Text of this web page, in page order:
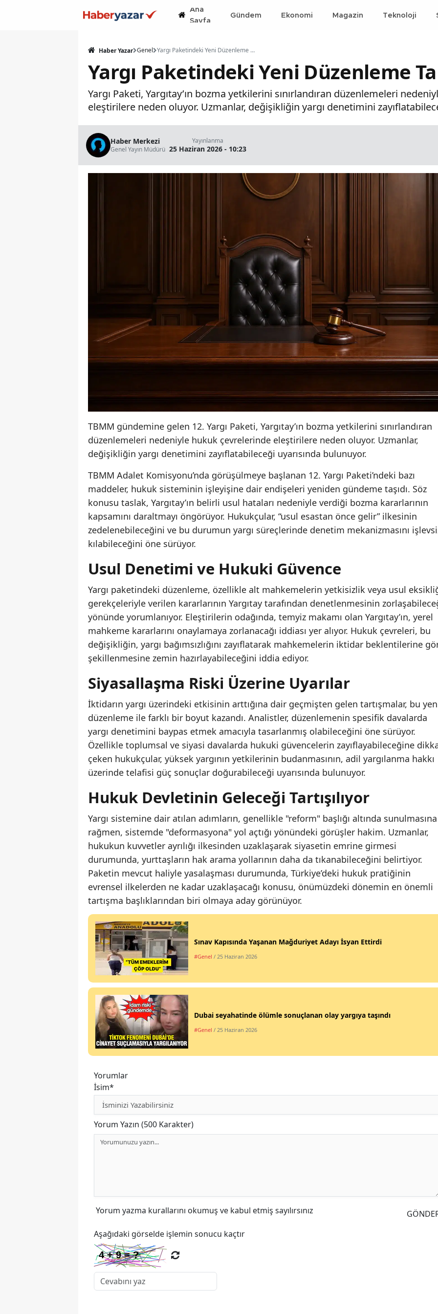
Ana
Sayfa
Gündem Ekonomi Magazin Teknoloji
Haber Yazar Genel Yargı Paketindeki Yeni Düzenleme Tartışma Yarattı
Yargı Paketindeki Yeni Düzenleme
Yargı Paketi, Yargıtay’ın bozma yetkilerini sınırlandıran düzenlemeleri
eleştirilere neden oluyor. Uzmanlar, değişikliğin yargı denetimini
Haber Merkezi
Genel Yayın Müdürü
Yayınlanma
25 Haziran 2026 - 10:23
TBMM gündemine gelen 12. Yargı Paketi, Yargıtay’ın bozma yetkilerini sınırlandıran
düzenlemeleri nedeniyle hukuk çevrelerinde eleştirilere neden oluyor. Uzmanlar,
değişikliğin yargı denetimini zayıflatabileceği uyarısında bulunuyor.
TBMM Adalet Komisyonu’nda görüşülmeye başlanan 12. Yargı Paketi’ndeki bazı
maddeler, hukuk sisteminin işleyişine dair endişeleri yeniden gündeme taşıdı. Söz
konusu taslak, Yargıtay’ın belirli usul hataları nedeniyle verdiği bozma kararlarının
kapsamını daraltmayı öngörüyor. Hukukçular, “usul esastan önce gelir” ilkesinin
zedelenebileceğini ve bu durumun yargı süreçlerinde denetim mekanizmasını
kılabileceğini öne sürüyor.
Usul Denetimi ve Hukuki Güvence
Yargı paketindeki düzenleme, özellikle alt mahkemelerin yetkisizlik veya usul
gerekçeleriyle verilen kararlarının Yargıtay tarafından denetlenmesinin
yönünde yorumlanıyor. Eleştirilerin odağında, temyiz makamı olan Yargıtay’ın, yerel
mahkeme kararlarını onaylamaya zorlanacağı iddiası yer alıyor. Hukuk çevreleri, bu
değişikliğin, yargı bağımsızlığını zayıflatarak mahkemelerin iktidar beklentilerine
şekillenmesine zemin hazırlayabileceğini iddia ediyor.
Siyasallaşma Riski Üzerine Uyarılar
İktidarın yargı üzerindeki etkisinin arttığına dair geçmişten gelen tartışmalar, bu
düzenleme ile farklı bir boyut kazandı. Analistler, düzenlemenin spesifik davalarda
yargı denetimini baypas etmek amacıyla tasarlanmış olabileceğini öne sürüyor.
Özellikle toplumsal ve siyasi davalarda hukuki güvencelerin zayıflayabileceğine
çeken hukukçular, yüksek yargının yetkilerinin budanmasının, adil yargılanma hakkı
üzerinde telafisi güç sonuçlar doğurabileceği uyarısında bulunuyor.
Hukuk Devletinin Geleceği Tartışılıyor
Yargı sistemine dair atılan adımların, genellikle "reform" başlığı altında sunulmasına
rağmen, sistemde "deformasyona" yol açtığı yönündeki görüşler hakim. Uzmanlar,
hukukun kuvvetler ayrılığı ilkesinden uzaklaşarak siyasetin emrine girmesi
durumunda, yurttaşların hak arama yollarının daha da tıkanabileceğini belirtiyor.
Paketin mevcut haliyle yasalaşması durumunda, Türkiye’deki hukuk pratiğinin
evrensel ilkelerden ne kadar uzaklaşacağı konusu, önümüzdeki dönemin en önemli
tartışma başlıklarından biri olmaya aday görünüyor.
Sınav Kapısında Yaşanan Mağduriyet Adayı İsyan Ettirdi
#Genel / 25 Haziran 2026
Dubai seyahatinde ölümle sonuçlanan olay yargıya taşındı
#Genel / 25 Haziran 2026
Yorumlar
İsim*
Yorum Yazın (500 Karakter)
Yorum yazma kurallarını okumuş ve kabul etmiş sayılırsınız
Aşağıdaki görselde işlemin sonucu kaçtır